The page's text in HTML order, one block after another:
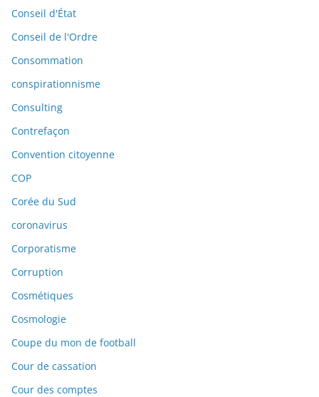
Conseil d'État
Conseil de l'Ordre
Consommation
conspirationnisme
Consulting
Contrefaçon
Convention citoyenne
COP
Corée du Sud
coronavirus
Corporatisme
Corruption
Cosmétiques
Cosmologie
Coupe du mon de football
Cour de cassation
Cour des comptes